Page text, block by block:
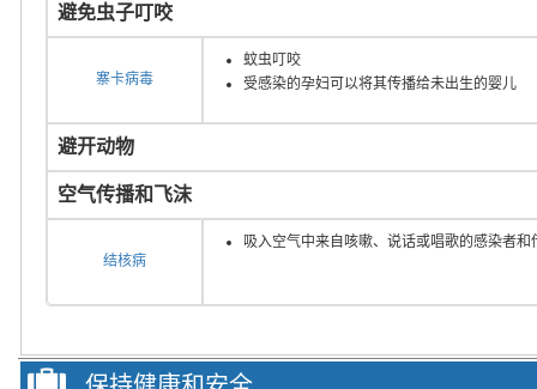
避免虫子叮咬
寨卡病毒
蚊虫叮咬
受感染的孕妇可以将其传播给未出生的婴儿
避开动物
空气传播和飞沫
结核病
吸入空气中来自咳嗽、说话或唱歌的感染者